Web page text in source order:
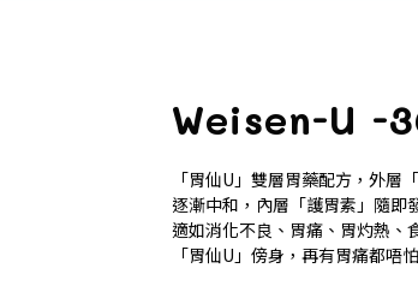
Weisen-U -
「胃仙U」雙層胃藥配方，外層
逐漸中和，內層「護胃素」隨即
適如消化不良、胃痛、胃灼熱、
「胃仙U」傍身，再有胃痛都唔